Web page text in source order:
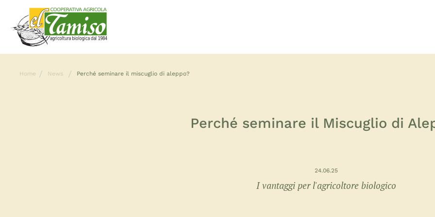
Home News Perché seminare il miscuglio di aleppo?
Perché seminare il Miscuglio di
24.06.25
I vantaggi per l'agricoltore biologico